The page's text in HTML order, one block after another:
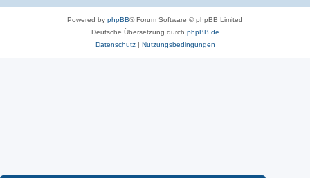
Powered by phpBB® Forum Software © phpBB Limited
Deutsche Übersetzung durch phpBB.de
Datenschutz| Nutzungsbedingungen